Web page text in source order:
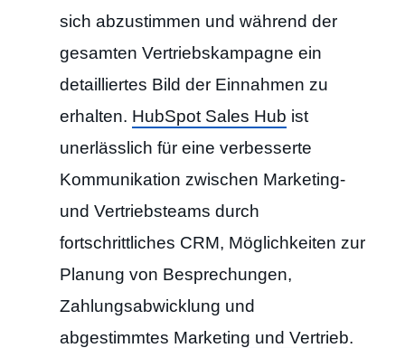
sich abzustimmen und während der
gesamten Vertriebskampagne ein
detailliertes Bild der Einnahmen zu
erhalten. HubSpot Sales Hub ist
unerlässlich für eine verbesserte
Kommunikation zwischen Marketing-
und Vertriebsteams durch
fortschrittliches CRM, Möglichkeiten zur
Planung von Besprechungen,
Zahlungsabwicklung und
abgestimmtes Marketing und Vertrieb.